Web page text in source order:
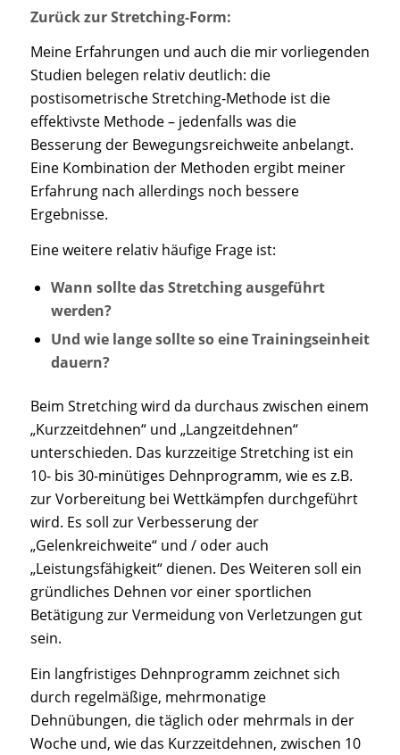
Zurück zur Stretching-Form:
Meine Erfahrungen und auch die mir vorliegenden
Studien belegen relativ deutlich: die
postisometrische Stretching-Methode ist die
effektivste Methode – jedenfalls was die
Besserung der Bewegungsreichweite anbelangt.
Eine Kombination der Methoden ergibt meiner
Erfahrung nach allerdings noch bessere
Ergebnisse.
Eine weitere relativ häufige Frage ist:
Wann sollte das Stretching ausgeführt
werden?
Und wie lange sollte so eine Trainingseinheit
dauern?
Beim Stretching wird da durchaus zwischen einem
„Kurzzeitdehnen“ und „Langzeitdehnen“
unterschieden. Das kurzzeitige Stretching ist ein
10- bis 30-minütiges Dehnprogramm, wie es z.B.
zur Vorbereitung bei Wettkämpfen durchgeführt
wird. Es soll zur Verbesserung der
„Gelenkreichweite“ und / oder auch
„Leistungsfähigkeit“ dienen. Des Weiteren soll ein
gründliches Dehnen vor einer sportlichen
Betätigung zur Vermeidung von Verletzungen gut
sein.
Ein langfristiges Dehnprogramm zeichnet sich
durch regelmäßige, mehrmonatige
Dehnübungen, die täglich oder mehrmals in der
Woche und, wie das Kurzzeitdehnen, zwischen 10